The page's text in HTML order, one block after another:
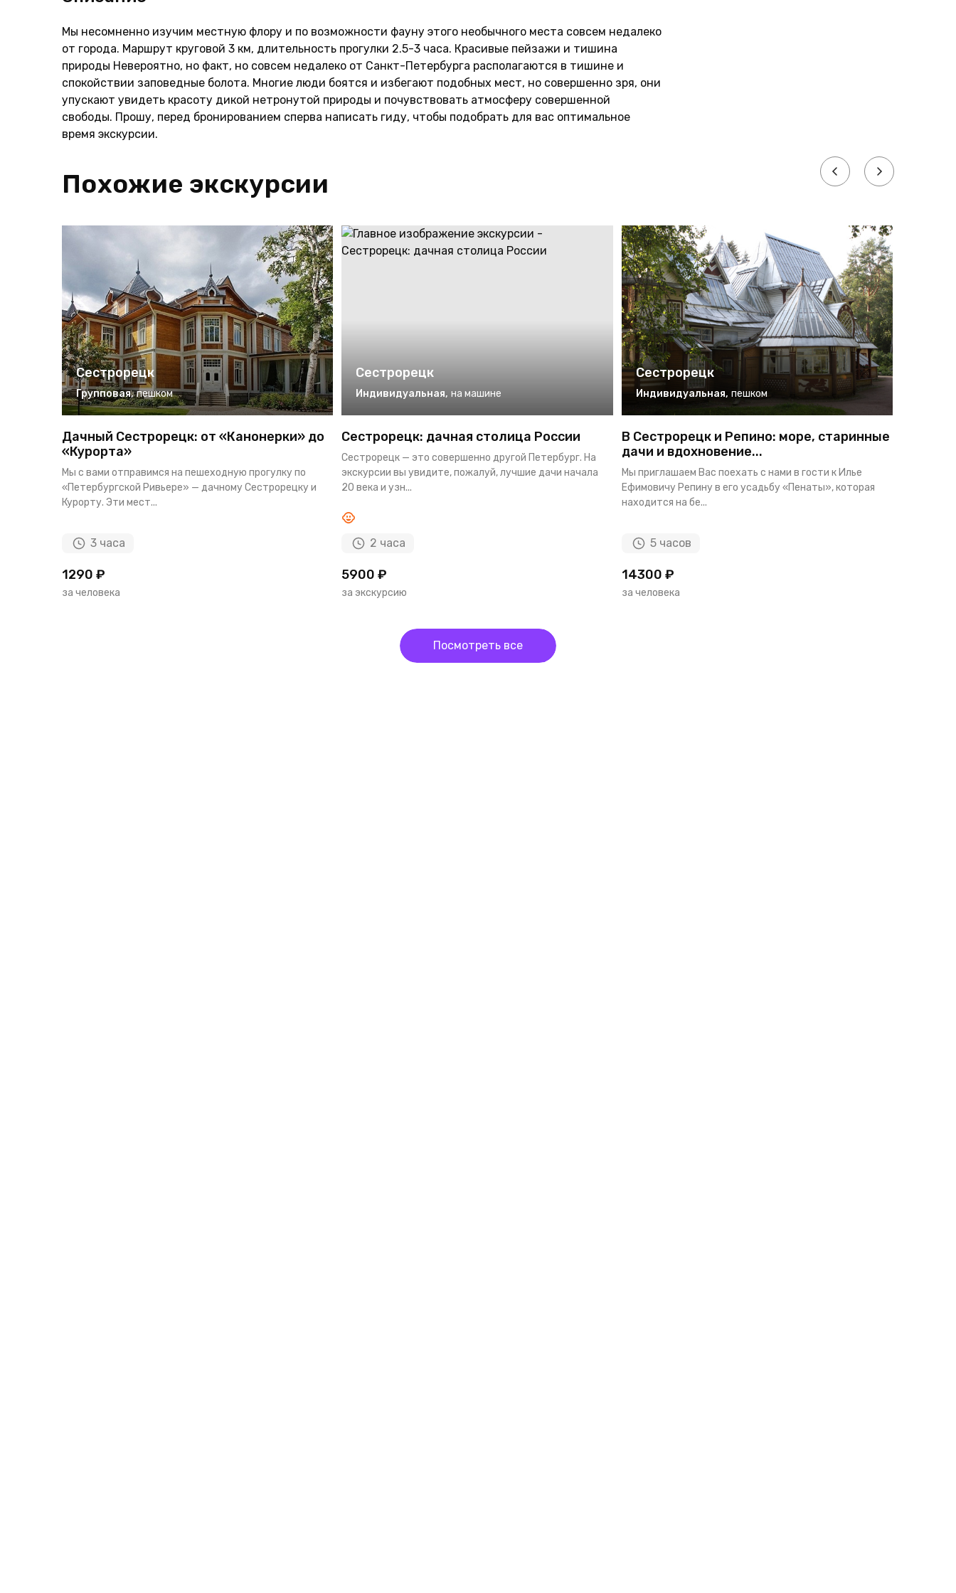
Мы несомненно изучим местную флору и по возможности фауну этого необычного места совсем недалеко
от города. Маршрут круговой 3 км, длительность прогулки 2.5-3 часа. Красивые пейзажи и тишина
природы Невероятно, но факт, но совсем недалеко от Санкт-Петербурга располагаются в тишине и
спокойствии заповедные болота. Многие люди боятся и избегают подобных мест, но совершенно зря, они
упускают увидеть красоту дикой нетронутой природы и почувствовать атмосферу совершенной
свободы. Прошу, перед бронированием сперва написать гиду, чтобы подобрать для вас оптимальное
время экскурсии.
Похожие экскурсии
Сестрорецк
Групповая, пешком
Дачный Сестрорецк: от «Канонерки» до
«Курорта»
Мы с вами отправимся на пешеходную прогулку по
«Петербургской Ривьере» — дачному Сестрорецку и
Курорту. Эти мест...
3 часа
1290 ₽
за человека
Сестрорецк
Индивидуальная, на машине
Сестрорецк: дачная столица России
Сестрорецк — это совершенно другой Петербург. На
экскурсии вы увидите, пожалуй, лучшие дачи начала
20 века и узн...
2 часа
5900 ₽
за экскурсию
Сестрорецк
Индивидуальная, пешком
В Сестрорецк и Репино: море, старинные
дачи и вдохновение...
Мы приглашаем Вас поехать с нами в гости к Илье
Ефимовичу Репину в его усадьбу «Пенаты», которая
находится на бе...
5 часов
14300 ₽
за человека
Посмотреть все